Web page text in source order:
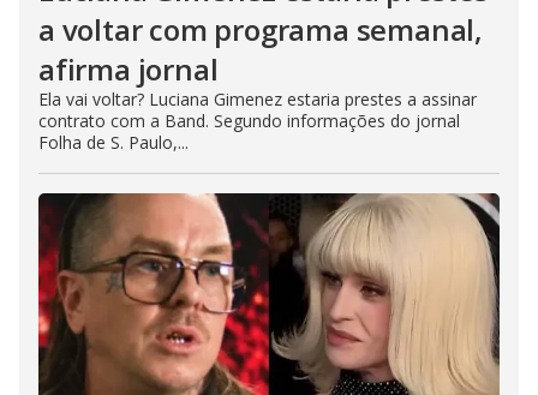
a voltar com programa semanal,
afirma jornal
Ela vai voltar? Luciana Gimenez estaria prestes a assinar
contrato com a Band. Segundo informações do jornal
Folha de S. Paulo,...